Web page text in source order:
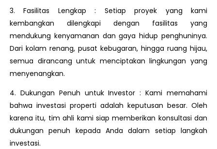
3. Fasilitas Lengkap : Setiap proyek yang kami
kembangkan dilengkapi dengan fasilitas yang
mendukung kenyamanan dan gaya hidup penghuninya.
Dari kolam renang, pusat kebugaran, hingga ruang hijau,
semua dirancang untuk menciptakan lingkungan yang
menyenangkan.
4. Dukungan Penuh untuk Investor : Kami memahami
bahwa investasi properti adalah keputusan besar. Oleh
karena itu, tim ahli kami siap memberikan konsultasi dan
dukungan penuh kepada Anda dalam setiap langkah
investasi.